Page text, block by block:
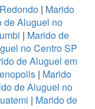
| Marido
de Aluguel no
| Marido de
no Centro SP
de Aluguel em
| Marido
de Aluguel no
| Marido de